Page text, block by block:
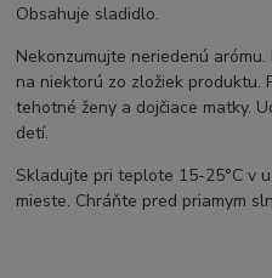
Obsahuje sladidlo.
Nekonzumujte neriedenú
na niektorú zo zložiek produktu.
tehotné ženy a dojčiace matky.
detí.
Skladujte pri teplote 15-25°C v
mieste. Chráňte pred priamym